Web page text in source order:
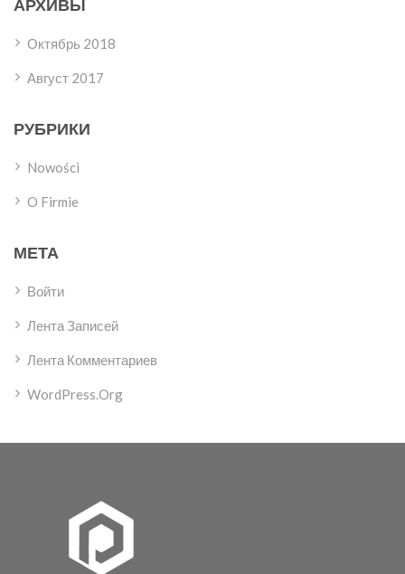
АРХИВЫ
Октябрь 2018
Август 2017
РУБРИКИ
Nowości
O Firmie
МЕТА
Войти
Лента Записей
Лента Комментариев
WordPress.org